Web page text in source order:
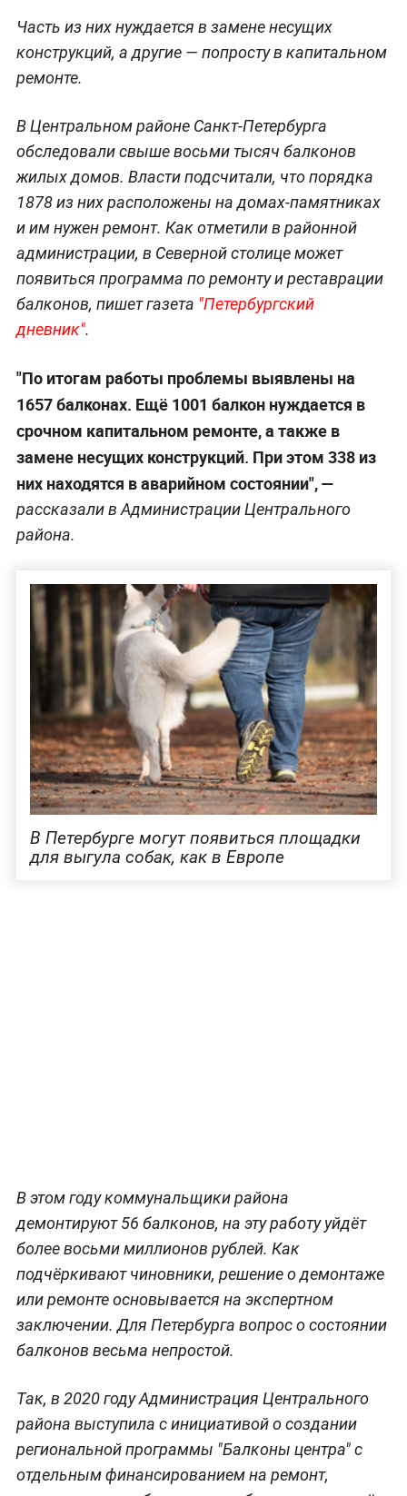
Часть из них нуждается в замене несущих
конструкций, а другие — попросту в капитальном
ремонте.
В Центральном районе Санкт-Петербурга
обследовали свыше восьми тысяч балконов
жилых домов. Власти подсчитали, что порядка
1878 из них расположены на домах-памятниках
и им нужен ремонт. Как отметили в районной
администрации, в Северной столице может
появиться программа по ремонту и реставрации
балконов, пишет газета "Петербургский
дневник".
"По итогам работы проблемы выявлены на
1657 балконах. Ещё 1001 балкон нуждается в
срочном капитальном ремонте, а также в
замене несущих конструкций. При этом 338 из
них находятся в аварийном состоянии", —
рассказали в Администрации Центрального
района.
В Петербурге могут появиться площадки
для выгула собак, как в Европе
В этом году коммунальщики района
демонтируют 56 балконов, на эту работу уйдёт
более восьми миллионов рублей. Как
подчёркивают чиновники, решение о демонтаже
или ремонте основывается на экспертном
заключении. Для Петербурга вопрос о состоянии
балконов весьма непростой.
Так, в 2020 году Администрация Центрального
района выступила с инициативой о создании
региональной программы "Балконы центра" с
отдельным финансированием на ремонт,